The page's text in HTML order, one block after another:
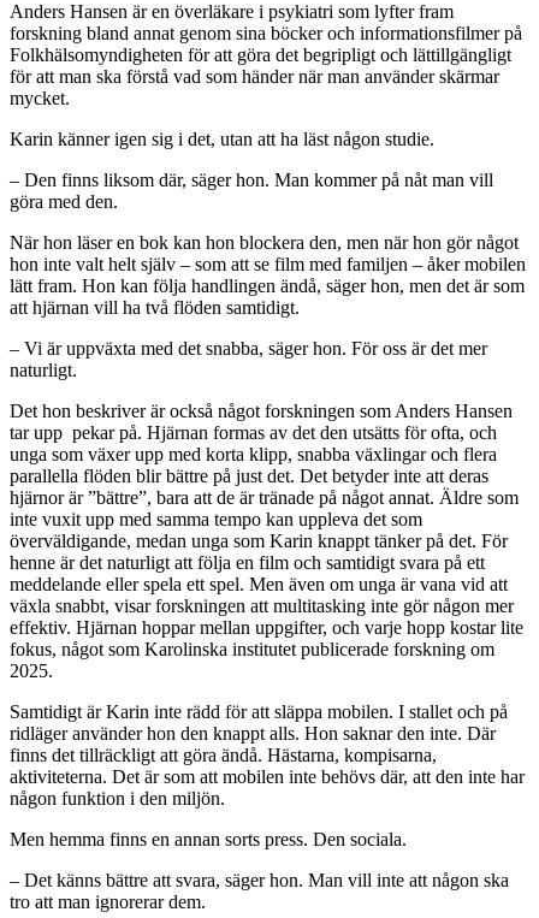
Anders Hansen är en överläkare i psykiatri som lyfter fram
forskning bland annat genom sina böcker och informationsfilmer på
Folkhälsomyndigheten för att göra det begripligt och lättillgängligt
för att man ska förstå vad som händer när man använder skärmar
mycket.
Karin känner igen sig i det, utan att ha läst någon studie.
– Den finns liksom där, säger hon. Man kommer på nåt man vill
göra med den.
När hon läser en bok kan hon blockera den, men när hon gör något
hon inte valt helt själv – som att se film med familjen – åker mobilen
lätt fram. Hon kan följa handlingen ändå, säger hon, men det är som
att hjärnan vill ha två flöden samtidigt.
– Vi är uppväxta med det snabba, säger hon. För oss är det mer
naturligt.
Det hon beskriver är också något forskningen som Anders Hansen
tar upp pekar på. Hjärnan formas av det den utsätts för ofta, och
unga som växer upp med korta klipp, snabba växlingar och flera
parallella flöden blir bättre på just det. Det betyder inte att deras
hjärnor är ”bättre”, bara att de är tränade på något annat. Äldre som
inte vuxit upp med samma tempo kan uppleva det som
överväldigande, medan unga som Karin knappt tänker på det. För
henne är det naturligt att följa en film och samtidigt svara på ett
meddelande eller spela ett spel. Men även om unga är vana vid att
växla snabbt, visar forskningen att multitasking inte gör någon mer
effektiv. Hjärnan hoppar mellan uppgifter, och varje hopp kostar lite
fokus, något som Karolinska institutet publicerade forskning om
2025.
Samtidigt är Karin inte rädd för att släppa mobilen. I stallet och på
ridläger använder hon den knappt alls. Hon saknar den inte. Där
finns det tillräckligt att göra ändå. Hästarna, kompisarna,
aktiviteterna. Det är som att mobilen inte behövs där, att den inte har
någon funktion i den miljön.
Men hemma finns en annan sorts press. Den sociala.
– Det känns bättre att svara, säger hon. Man vill inte att någon ska
tro att man ignorerar dem.